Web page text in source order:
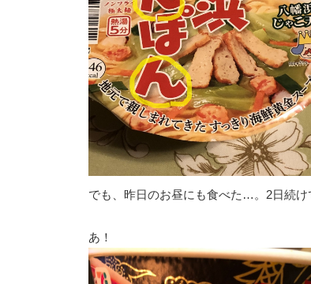
でも、昨日のお昼にも食べた…。2日続け
あ！